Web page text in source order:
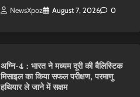
NewsXpoz August 7, 2026 0
अग्नि-4 : भारत ने मध्यम दूरी की बैलिस्टिक
मिसाइल का किया सफल परीक्षण, परमाणु
हथियार ले जाने में सक्षम